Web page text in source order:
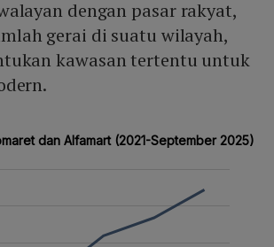
dengan pasar rakyat,
gerai di suatu wilayah,
kawasan tertentu untuk